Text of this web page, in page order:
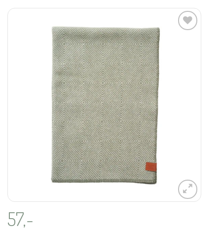
57,-